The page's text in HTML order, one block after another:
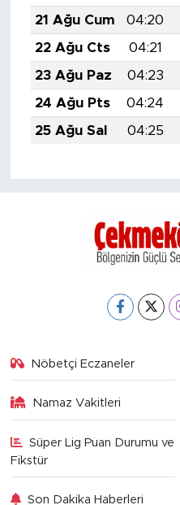
21 Ağu Cum
04:20
22 Ağu Cts
04:21
23 Ağu Paz
04:23
24 Ağu Pts
04:24
25 Ağu Sal
04:25
Nöbetçi Eczaneler
Namaz Vakitleri
Süper Lig Puan Durumu ve
Fikstür
Son Dakika Haberleri